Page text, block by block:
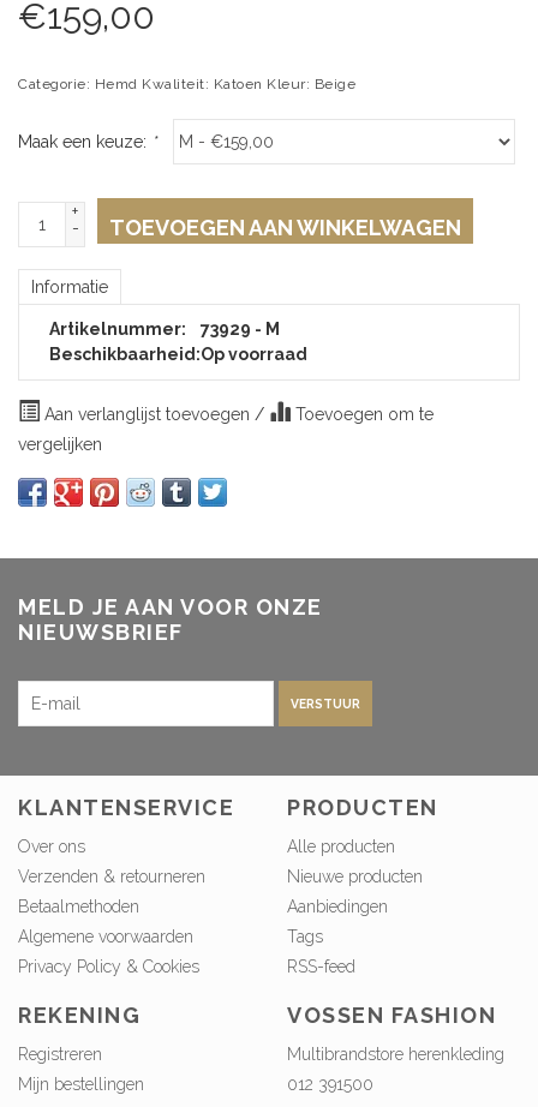
€159,00
Categorie: Hemd Kwaliteit: Katoen Kleur: Beige
Maak een keuze: *
+
-
TOEVOEGEN AAN WINKELWAGEN
Informatie
Artikelnummer:
73929 - M
Beschikbaarheid:Op voorraad
Aan verlanglijst toevoegen /
Toevoegen om te
vergelijken
MELD JE AAN VOOR ONZE
NIEUWSBRIEF
VERSTUUR
KLANTENSERVICE
Over ons
Verzenden & retourneren
Betaalmethoden
Algemene voorwaarden
Privacy Policy & Cookies
PRODUCTEN
Alle producten
Nieuwe producten
Aanbiedingen
Tags
RSS-feed
REKENING
Registreren
Mijn bestellingen
VOSSEN FASHION
Multibrandstore herenkleding
012 391500